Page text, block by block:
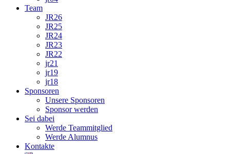
Team
JR26
JR25
JR24
JR23
JR22
jr21
jr19
jr18
Sponsoren
Unsere Sponsoren
Sponsor werden
Sei dabei
Werde Teammitglied
Werde Alumnus
Kontakte